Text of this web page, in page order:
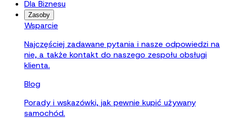
Dla Biznesu
Zasoby
Wsparcie
Najczęściej zadawane pytania i nasze odpowiedzi na
nie, a także kontakt do naszego zespołu obsługi
klienta.
Blog
Porady i wskazówki, jak pewnie kupić używany
samochód.